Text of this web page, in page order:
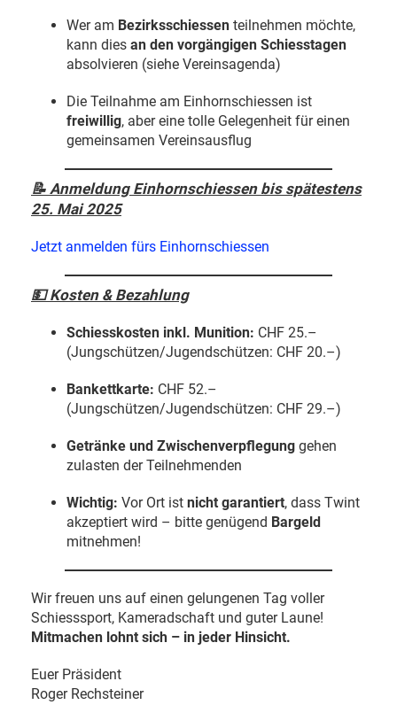
Wer am Bezirksschiessen teilnehmen möchte,
kann dies an den vorgängigen Schiesstagen
absolvieren (siehe Vereinsagenda)
Die Teilnahme am Einhornschiessen ist
freiwillig, aber eine tolle Gelegenheit für einen
gemeinsamen Vereinsausflug
📝 Anmeldung Einhornschiessen bis spätestens
25. Mai 2025
Jetzt anmelden fürs Einhornschiessen
💵Kosten & Bezahlung
Schiesskosten inkl. Munition: CHF 25.–
(Jungschützen/Jugendschützen: CHF 20.–)
Bankettkarte: CHF 52.–
(Jungschützen/Jugendschützen: CHF 29.–)
Getränke und Zwischenverpflegung gehen
zulasten der Teilnehmenden
Wichtig: Vor Ort ist nicht garantiert, dass Twint
akzeptiert wird – bitte genügend Bargeld
mitnehmen!
Wir freuen uns auf einen gelungenen Tag voller
Schiesssport, Kameradschaft und guter Laune!
Mitmachen lohnt sich – in jeder Hinsicht.
Euer Präsident
Roger Rechsteiner